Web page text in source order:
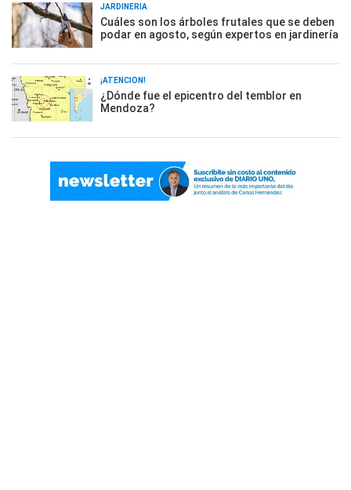
JARDINERÍA
Cuáles son los árboles frutales que se deben
podar en agosto, según expertos en jardinería
¡ATENCIÓN!
¿Dónde fue el epicentro del temblor en
Mendoza?